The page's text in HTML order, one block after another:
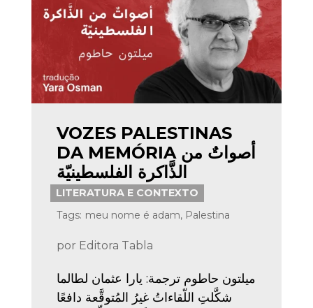
VOZES PALESTINAS
DA MEMÓRIA أصواتٌ من
الذَّاكرة الفلسطينيّة
LITERATURA E CONTEXTO
Tags: meu nome é adam, Palestina
por Editora Tabla
ميلتون حاطوم ترجمة: يارا عثمان لطالما
شكَّلتِ اللّقاءاتُ غيرُ المُتوقَّعة دافعًا